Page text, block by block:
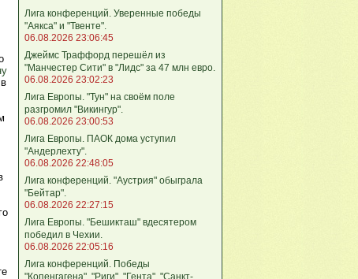
Лига кoнференций. Уверенные победы
"Аякса" и "Твенте".
06.08.2026 23:06:45
Джеймс Траффорд перешёл из
"Манчестер Сити" в "Лидс" за 47 млн евро.
06.08.2026 23:02:23
Лига Европы. "Тун" на своём поле
разгромил "Викингур".
06.08.2026 23:00:53
Лига Европы. ПАОК дома уступил
"Андерлехту".
06.08.2026 22:48:05
Лига конференций. "Аустрия" обыграла
"Бейтар".
06.08.2026 22:27:15
Лига Европы. "Бешикташ" вдесятером
победил в Чехии.
06.08.2026 22:05:16
Лига конференций. Победы
"Копенгагена", "Риги", "Гента", "Санкт-